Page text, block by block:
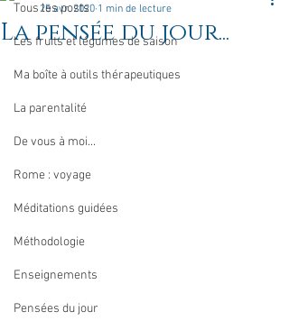
Tous les posts
Les fruits et légumes de saison
Ma boîte à outils thérapeutiques
La parentalité
De vous à moi...
Rome : voyage
Méditations guidées
Méthodologie
Enseignements
Pensées du jour
La pensée du jour...
25 avr. 2020 1 min de lecture